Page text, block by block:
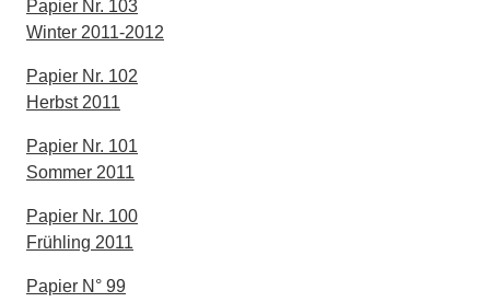
Papier Nr. 103
Winter 2011-2012
Papier Nr. 102
Herbst 2011
Papier Nr. 101
Sommer 2011
Papier Nr. 100
Frühling 2011
Papier N° 99